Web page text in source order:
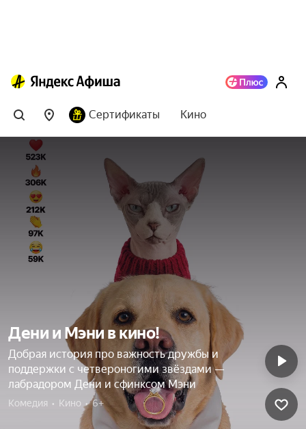
Сертификаты Кино
Дени и Мэни в кино!
Добрая история про важность дружбы и
поддержки с четвероногими звёздами —
лабрадором Дени и сфинксом Мэни
Комедия  •  Кино  •  6+